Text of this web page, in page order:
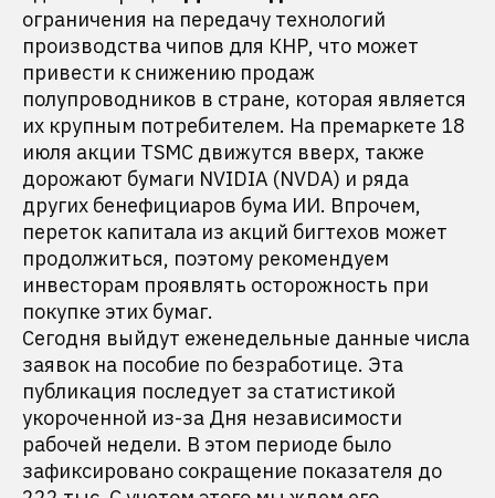
ограничения на передачу технологий
производства чипов для КНР, что может
привести к снижению продаж
полупроводников в стране, которая является
их крупным потребителем. На премаркете 18
июля акции TSMC движутся вверх, также
дорожают бумаги NVIDIA (NVDA) и ряда
других бенефициаров бума ИИ. Впрочем,
переток капитала из акций бигтехов может
продолжиться, поэтому рекомендуем
инвесторам проявлять осторожность при
покупке этих бумаг.
Сегодня выйдут еженедельные данные числа
заявок на пособие по безработице. Эта
публикация последует за статистикой
укороченной из-за Дня независимости
рабочей недели. В этом периоде было
зафиксировано сокращение показателя до